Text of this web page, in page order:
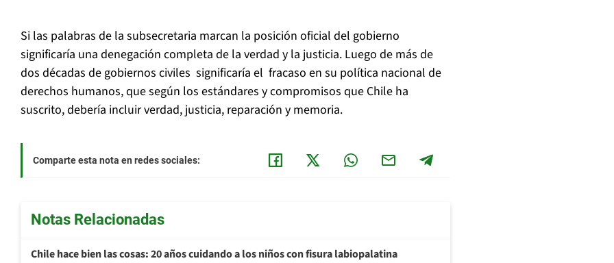
Si las palabras de la subsecretaria marcan la posición oficial del gobierno
significaría una denegación completa de la verdad y la justicia. Luego de más de
dos décadas de gobiernos civiles significaría el fracaso en su política nacional de
derechos humanos, que según los estándares y compromisos que Chile ha
suscrito, debería incluir verdad, justicia, reparación y memoria.
Comparte esta nota en redes sociales:
Notas Relacionadas
Chile hace bien las cosas: 20 años cuidando a los niños con fisura labiopalatina